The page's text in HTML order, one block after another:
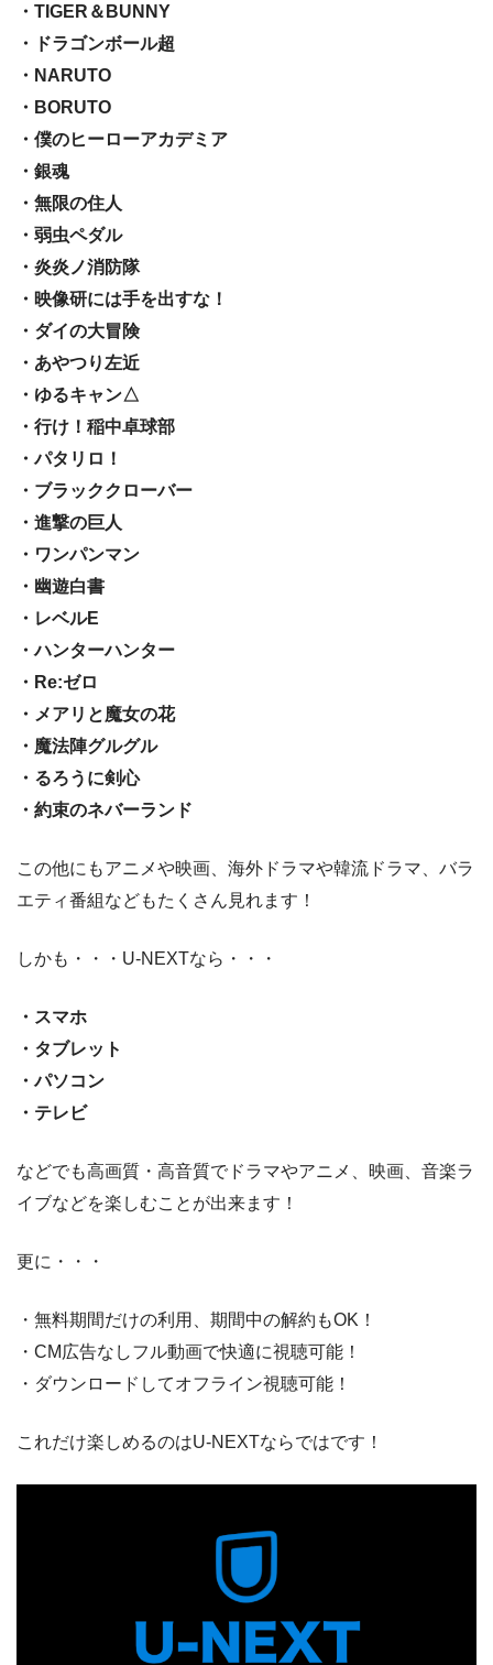
・TIGER＆BUNNY
・ドラゴンボール超
・NARUTO
・BORUTO
・僕のヒーローアカデミア
・銀魂
・無限の住人
・弱虫ペダル
・炎炎ノ消防隊
・映像研には手を出すな！
・ダイの大冒険
・あやつり左近
・ゆるキャン△
・行け！稲中卓球部
・パタリロ！
・ブラッククローバー
・進撃の巨人
・ワンパンマン
・幽遊白書
・レベルE
・ハンターハンター
・Re:ゼロ
・メアリと魔女の花
・魔法陣グルグル
・るろうに剣心
・約束のネバーランド
この他にもアニメや映画、海外ドラマや韓流ドラマ、バラ
エティ番組などもたくさん見れます！
しかも・・・U-NEXTなら・・・
・スマホ
・タブレット
・パソコン
・テレビ
などでも高画質・高音質でドラマやアニメ、映画、音楽ラ
イブなどを楽しむことが出来ます！
更に・・・
・無料期間だけの利用、期間中の解約もOK！
・CM広告なしフル動画で快適に視聴可能！
・ダウンロードしてオフライン視聴可能！
これだけ楽しめるのはU-NEXTならではです！